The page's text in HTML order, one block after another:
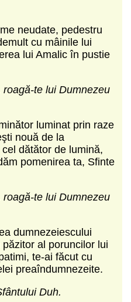
neudate, pedestru
cu mâinile lui
lui Amalic în pustie
te lui Dumnezeu
luminat prin raze
nouă de la
dătător de lumină,
pomenirea ta, Sfinte
te lui Dumnezeu
dumnezeiescului
al poruncilor lui
te-ai făcut cu
preaîndumnezeite.
Duh.